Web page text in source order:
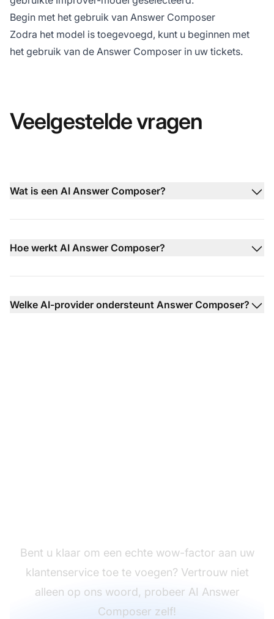
Begin met het gebruik van Answer Composer
Zodra het model is toegevoegd, kunt u beginnen met
het gebruik van de Answer Composer in uw tickets.
Veelgestelde vragen
Wat is een AI Answer Composer?
Hoe werkt AI Answer Composer?
Welke AI-provider ondersteunt Answer Composer?
Bent u klaar om een echte wow-factor aan uw
klantenservice toe te voegen? Vertrouw niet
alleen op ons woord, probeer AI Answer
Composer zelf!